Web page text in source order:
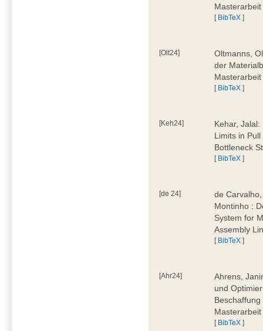
[ BibTeX ]
[Olt24]
Oltmanns,
der
[ BibTeX ]
[Keh24]
Kehar,
Limits in
Bottleneck
[ BibTeX ]
[de 24]
de
Montinho :
System for
Assembly
[ BibTeX ]
[Ahr24]
Ahrens,
und
[ BibTeX ]